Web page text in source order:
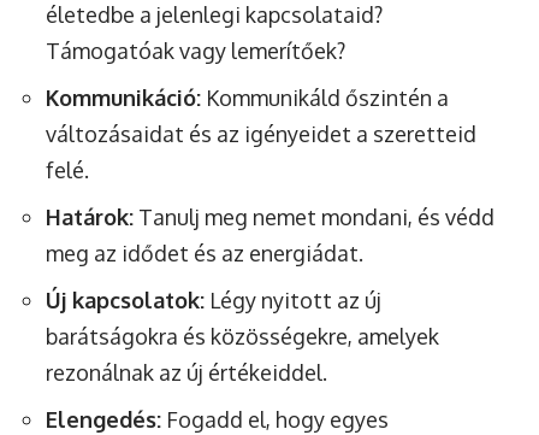
életedbe a jelenlegi kapcsolataid?
Támogatóak vagy lemerítőek?
Kommunikáció: Kommunikáld őszintén a
változásaidat és az igényeidet a szeretteid
felé.
Határok: Tanulj meg nemet mondani, és védd
meg az idődet és az energiádat.
Új kapcsolatok: Légy nyitott az új
barátságokra és közösségekre, amelyek
rezonálnak az új értékeiddel.
Elengedés: Fogadd el, hogy egyes